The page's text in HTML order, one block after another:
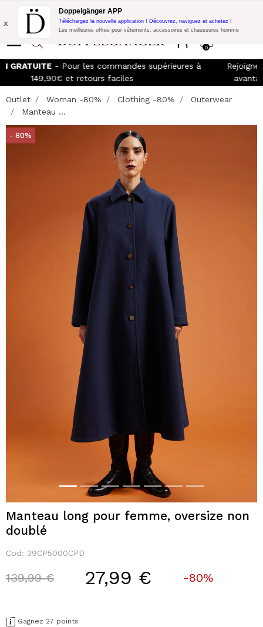
Promo Flash: 10% de réduction supplémentaire sur 300€ d'achat
avec le code:
0
x
Doppelgänger APP
Téléchargez la nouvelle application ! Découvrez, naviguez et achetez !
Les meilleures offres pour vêtements, accessoires et chaussures homme
LIVRAISON GRATUITE- Pour les commandes supérieures à
149,90€ et retours faciles
Outlet Woman -80% Clothing -80%
Outerwear
Manteau ...
- 80%
Manteau long pour femme, oversize non
doublé
Cod: 39CP5000CPD
Price reduced from
139,99 €to 27,99 € -80%
Gagnez 27 points